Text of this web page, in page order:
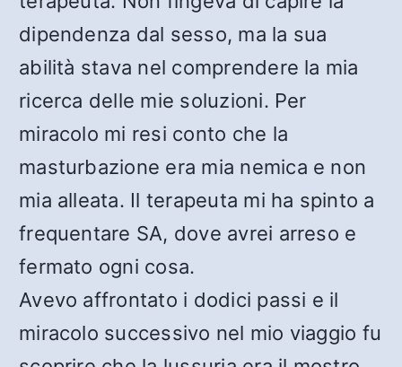
dipendenza dal sesso, ma la sua
abilità stava nel comprendere la mia
ricerca delle mie soluzioni. Per
miracolo mi resi conto che la
masturbazione era mia nemica e non
mia alleata. Il terapeuta mi ha spinto a
frequentare SA, dove avrei arreso e
fermato ogni cosa.
Avevo affrontato i dodici passi e il
miracolo successivo nel mio viaggio fu